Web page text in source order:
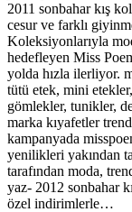
2011 sonbahar kış
cesur ve farklı
Koleksiyonlarıyla
hedefleyen Miss
yolda hızla ilerliyor.
tütü etek, mini
gömlekler, tunikler,
marka kıyafetler
kampanyada
yenilikleri yakından
tarafından moda,
yaz- 2012 sonbahar
özel indirimlerle…